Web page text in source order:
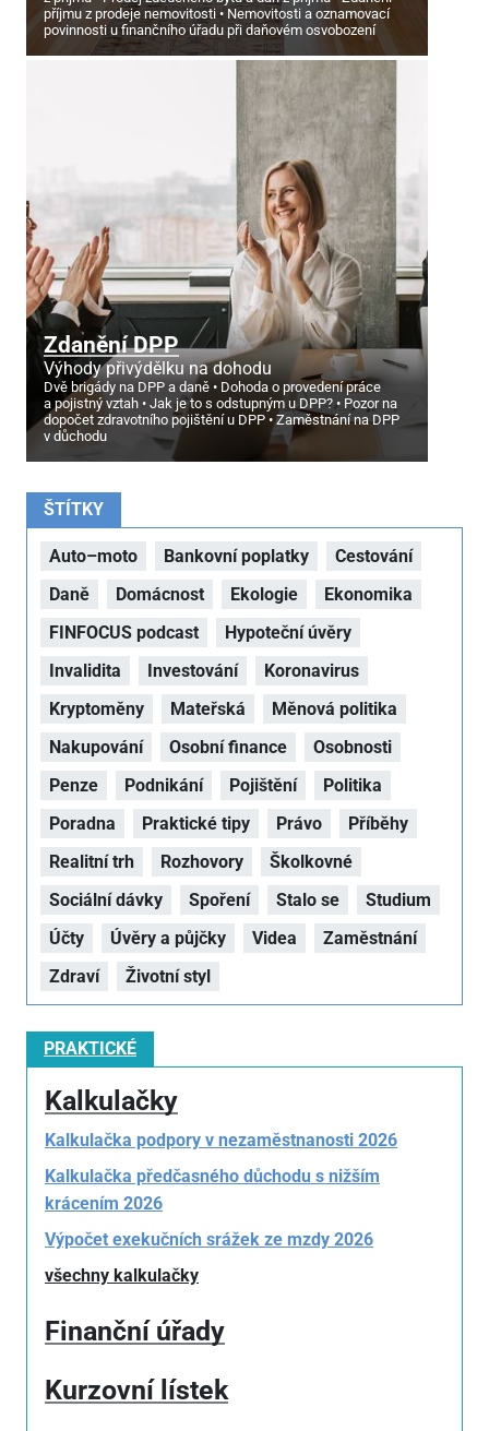
příjmu z prodeje nemovitosti
Nemovitosti a oznamovací
povinnosti u finančního úřadu při daňovém osvobození
Zdanění DPP
Výhody přivýdělku na dohodu
Dvě brigády na DPP a daně
Dohoda o provedení práce
a pojistný vztah
Jak je to s odstupným u DPP?
Pozor na
dopočet zdravotního pojištění u DPP
Zaměstnání na DPP
v důchodu
ŠTÍTKY
Auto–moto Bankovní poplatky
Cestování
Daně
Domácnost Ekologie
Ekonomika
FINFOCUS podcast
Hypoteční úvěry
Invalidita
Investování
Koronavirus
Kryptoměny
Mateřská
Měnová politika
Nakupování
Osobní finance
Osobnosti
Penze
Podnikání Pojištění
Politika
Poradna
Praktické tipy Právo
Příběhy
Realitní trh
Rozhovory
Školkovné
Sociální dávky
Spoření Stalo se
Studium
Účty
Úvěry a půjčky Videa
Zaměstnání
Zdraví
Životní styl
PRAKTICKÉ
Kalkulačky
Kalkulačka podpory v nezaměstnanosti 2026
Kalkulačka předčasného důchodu s nižším
krácením 2026
Výpočet exekučních srážek ze mzdy 2026
všechny kalkulačky
Finanční úřady
Kurzovní lístek